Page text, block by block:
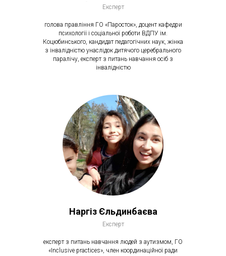
Експерт
голова правління ГО «Паросток», доцент кафедри
психології і соціальної роботи ВДПУ ім.
Коцюбинського, кандидат педагогічних наук, жінка
з інвалідністю унаслідок дитячого церебрального
паралічу, експерт з питань навчання осіб з
інвалідністю
Наргіз Єльдинбаєва
Експерт
експерт з питань навчання людей з аутизмом, ГО
«Inclusive practices», член координаційної ради